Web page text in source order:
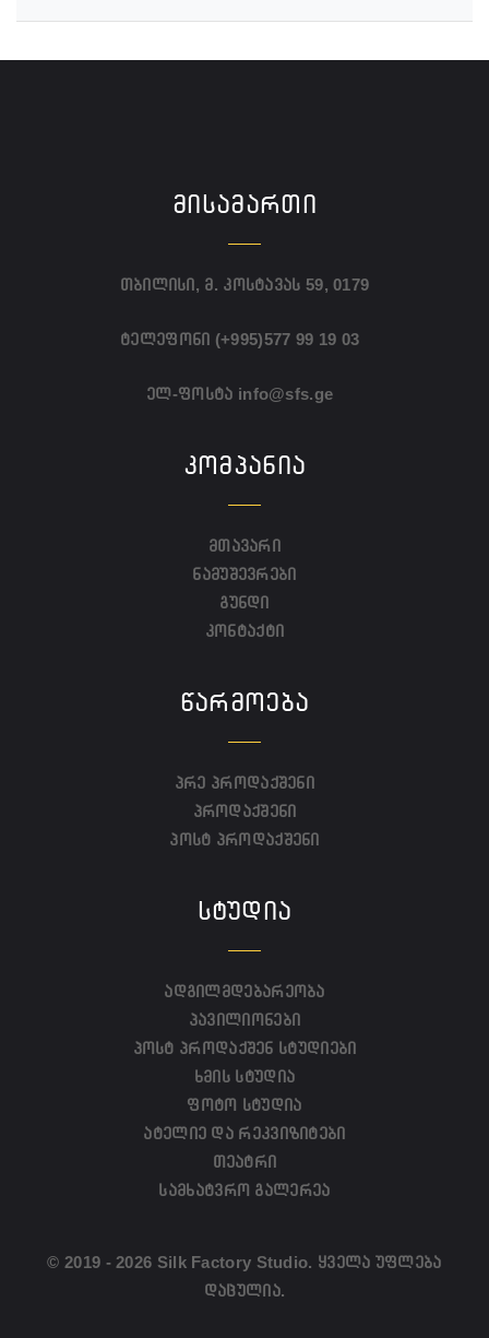
ᲛᲘᲡᲐᲛᲐᲠᲗᲘ
თბილისი, მ. კოსტავას 59, 0179
ტელეფონი (+995)577 99 19 03
ელ-ფოსტა info@sfs.ge
ᲙᲝᲛᲞᲐᲜᲘᲐ
მთავარი
ნამუშევრები
გუნდი
კონტაქტი
ᲬᲐᲠᲛᲝᲔᲑᲐ
პრე პროდაქშენი
პროდაქშენი
პოსტ პროდაქშენი
ᲡᲢᲣᲓᲘᲐ
ადგილმდებარეობა
პავილიონები
პოსტ პროდაქშენ სტუდიები
ხმის სტუდია
ფოტო სტუდია
ატელიე და რეკვიზიტები
თეატრი
სამხატვრო გალერეა
© 2019 - 2026 Silk Factory Studio. ყველა უფლება
დაცულია.